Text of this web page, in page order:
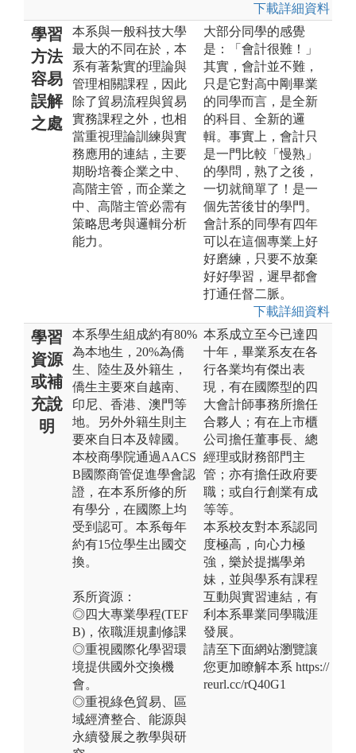
下載詳細資料
學習
方法
容易
誤解
之處
本系與一般科技大學
最大的不同在於，本
系有著紮實的理論與
管理相關課程，因此
除了貿易流程與貿易
實務課程之外，也相
當重視理論訓練與實
務應用的連結，主要
期盼培養企業之中、
高階主管，而企業之
中、高階主管必需有
策略思考與邏輯分析
能力。
大部分同學的感覺
是：「會計很難！」
其實，會計並不難，
只是它對高中剛畢業
的同學而言，是全新
的科目、全新的邏
輯。事實上，會計只
是一門比較「慢熟」
的學問，熟了之後，
一切就簡單了！是一
個先苦後甘的學門。
會計系的同學有四年
可以在這個專業上好
好磨練，只要不放棄
好好學習，遲早都會
打通任督二脈。
下載詳細資料
學習
資源
或補
充說
明
本系學生組成約有80%
為本地生，20%為僑
生、陸生及外籍生，
僑生主要來自越南、
印尼、香港、澳門等
地。另外外籍生則主
要來自日本及韓國。
本校商學院通過AACS
B國際商管促進學會認
證，在本系所修的所
有學分，在國際上均
受到認可。本系每年
約有15位學生出國交
換。
系所資源：
◎四大專業學程(TEF
B)，依職涯規劃修課
◎重視國際化學習環
境提供國外交換機
會。
◎重視綠色貿易、區
域經濟整合、能源與
永續發展之教學與研
本系成立至今已達四
十年，畢業系友在各
行各業均有傑出表
現，有在國際型的四
大會計師事務所擔任
合夥人；有在上市櫃
公司擔任董事長、總
經理或財務部門主
管；亦有擔任政府要
職；或自行創業有成
等等。
本系校友對本系認同
度極高，向心力極
強，樂於提攜學弟
妹，並與學系有課程
互動與實習連結，有
利本系畢業同學職涯
發展。
請至下面網站瀏覽讓
您更加瞭解本系 https://
reurl.cc/rQ40G1